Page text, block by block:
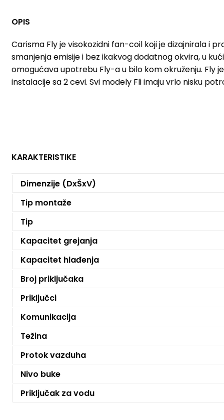
OPIS
Carisma Fly je visokozidni fan-coil koji je dizajnirala i
smanjenja emisije i bez ikakvog dodatnog okvira, u
omogućava upotrebu Fly-a u bilo kom okruženju. Fly
instalacije sa 2 cevi. Svi modely Fli imaju vrlo nisku
KARAKTERISTIKE
Dimenzije (DxŠxV)
Tip montaže
Tip
Kapacitet grejanja
Kapacitet hlađenja
Broj priključaka
Priključci
Komunikacija
Težina
Protok vazduha
Nivo buke
Priključak za vodu